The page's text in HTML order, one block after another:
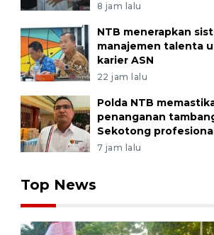
8 jam lalu
NTB menerapkan
manajemen talenta
karier ASN
22 jam lalu
Polda NTB
penanganan
Sekotong
7 jam lalu
Top News